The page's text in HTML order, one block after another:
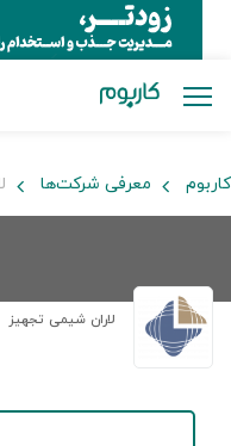
کاربوم معرفی شرکت‌ها
لاران شیمی تجهیز